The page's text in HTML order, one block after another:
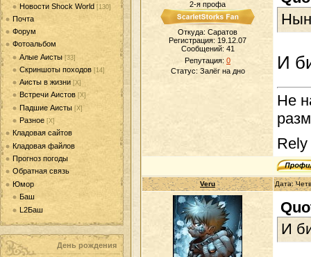
Новости Shock World [130]
Почта
Форум
Фотоальбом
Алые Аисты [33]
Скриншоты походов [14]
Аисты в жизни [Х]
Встречи Аистов [Х]
Падшие Аисты [Х]
Разное [Х]
Кладовая сайтов
Кладовая файлов
Прогноз погоды
Обратная связь
Юмор
Баш
L2Баш
День рождения
2-я профа
Откуда: Саратов
Регистрация: 19.12.07
Сообщений: 41
Репутация: 0
Статус: Залёг на дно И
Не
Veru Дата:
И